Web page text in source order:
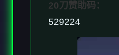
20刀赞助码：
529224